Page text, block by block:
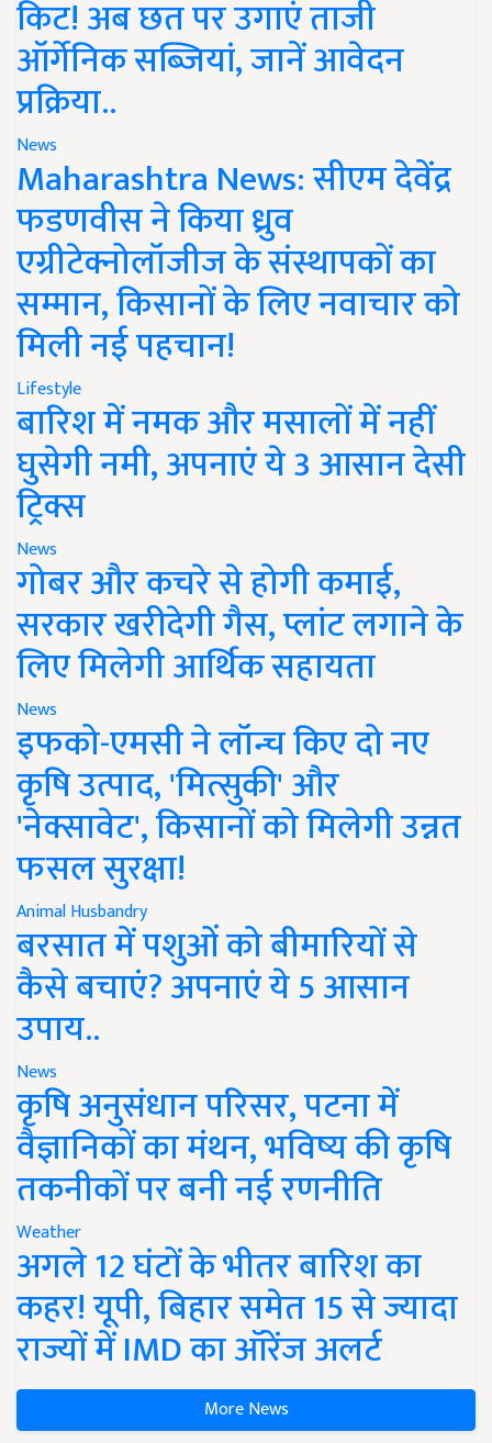
किट! अब छत पर उगाएं ताजी
ऑर्गेनिक सब्जियां, जानें आवेदन
प्रक्रिया..
News
Maharashtra News: सीएम देवेंद्र
फडणवीस ने किया ध्रुव
एग्रीटेक्नोलॉजीज के संस्थापकों का
सम्मान, किसानों के लिए नवाचार को
मिली नई पहचान!
Lifestyle
बारिश में नमक और मसालों में नहीं
घुसेगी नमी, अपनाएं ये 3 आसान देसी
ट्रिक्स
News
गोबर और कचरे से होगी कमाई,
सरकार खरीदेगी गैस, प्लांट लगाने के
लिए मिलेगी आर्थिक सहायता
News
इफको-एमसी ने लॉन्च किए दो नए
कृषि उत्पाद, 'मित्सुकी' और
'नेक्सावेट', किसानों को मिलेगी उन्नत
फसल सुरक्षा!
Animal Husbandry
बरसात में पशुओं को बीमारियों से
कैसे बचाएं? अपनाएं ये 5 आसान
उपाय..
News
कृषि अनुसंधान परिसर, पटना में
वैज्ञानिकों का मंथन, भविष्य की कृषि
तकनीकों पर बनी नई रणनीति
Weather
अगले 12 घंटों के भीतर बारिश का
कहर! यूपी, बिहार समेत 15 से ज्यादा
राज्यों में IMD का ऑरेंज अलर्ट
More News